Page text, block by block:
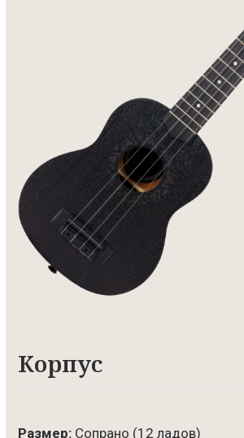
Корпус
Размер: Сопрано (12 ладов)